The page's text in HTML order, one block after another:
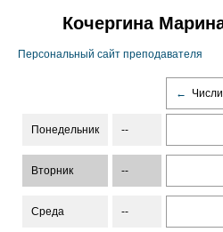
Кочергина
Персональный сайт преподавателя
←
Понедельник --
Вторник --
Среда --